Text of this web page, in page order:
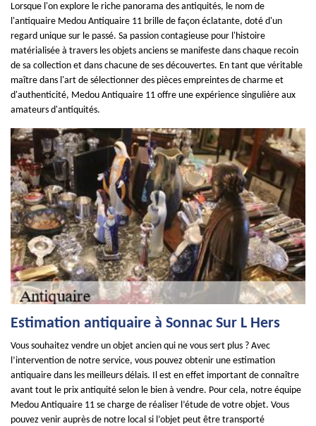
Lorsque l'on explore le riche panorama des antiquités, le nom de
l'antiquaire Medou Antiquaire 11 brille de façon éclatante, doté d'un
regard unique sur le passé. Sa passion contagieuse pour l'histoire
matérialisée à travers les objets anciens se manifeste dans chaque recoin
de sa collection et dans chacune de ses découvertes. En tant que véritable
maître dans l'art de sélectionner des pièces empreintes de charme et
d'authenticité, Medou Antiquaire 11 offre une expérience singulière aux
amateurs d'antiquités.
Estimation antiquaire à Sonnac Sur L Hers
Vous souhaitez vendre un objet ancien qui ne vous sert plus ? Avec
l’intervention de notre service, vous pouvez obtenir une estimation
antiquaire dans les meilleurs délais. Il est en effet important de connaître
avant tout le prix antiquité selon le bien à vendre. Pour cela, notre équipe
Medou Antiquaire 11 se charge de réaliser l’étude de votre objet. Vous
pouvez venir auprès de notre local si l’objet peut être transporté